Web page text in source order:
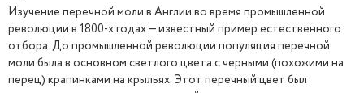
Изучение перечной моли в Англии во время промышленной
революции в 1800-х годах — известный пример естественного
отбора. До промышленной революции популяция перечной
моли была в основном светлого цвета с черными (похожими на
перец) крапинками на крыльях. Этот перечный цвет был